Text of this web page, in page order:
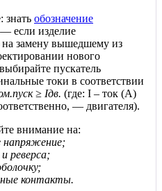
знать обозначение
если изделие
на замену вышедшему из
нового
пускатель
токи в соответствии
≥ Iдв. (где: I – ток (А)
— двигателя).
внимание на:
напряжение;
реверса;
контакты.